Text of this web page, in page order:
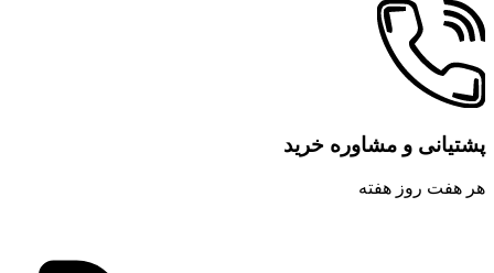
پشتیانی و مشاوره خرید
هر هفت روز هفته